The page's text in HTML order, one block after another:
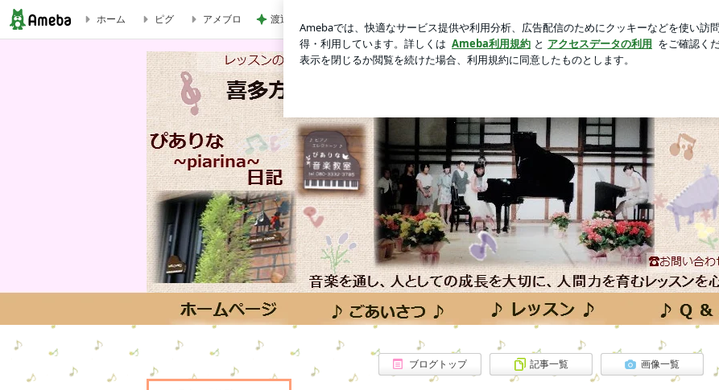
人は裏切る事があっても・・・は裏切らない | 喜多方市塩川町 会津若松市 ピアノ教室｢ぴありな日記｣
ホーム ピグ アメブロ 渡辺美奈代 仕事前のお昼ごはん
ブログトップ 記事一覧 画像一覧